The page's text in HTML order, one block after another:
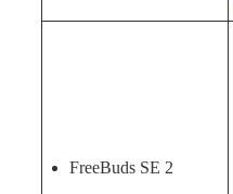
FreeBuds SE 2